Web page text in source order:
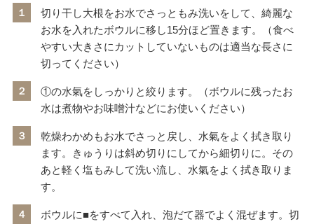
１
切り干し大根をお水でさっともみ洗いをして、綺麗な
お水を入れたボウルに移し15分ほど置きます。（食べ
やすい大きさにカットしていないものは適当な長さに
切ってください）
２
①の水氣をしっかりと絞ります。（ボウルに残ったお
水は煮物やお味噌汁などにお使いください）
３
乾燥わかめもお水でさっと戻し、水氣をよく拭き取り
ます。きゅうりは斜め切りにしてから細切りに。その
あと軽く塩もみして洗い流し、水氣をよく拭き取りま
す。
４
ボウルに■をすべて入れ、泡だて器でよく混ぜます。切